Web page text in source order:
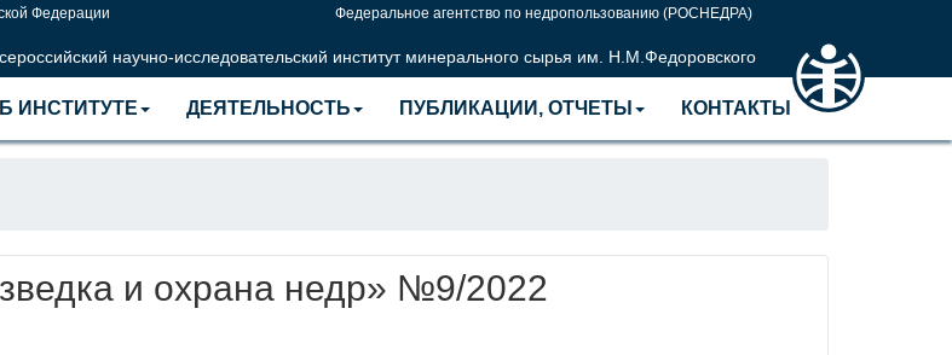
Федерации Федеральное агентство по недропользованию (РОСНЕДРА)
научно-исследовательский институт минерального сырья им. Н.М.Федоровского
ИНСТИТУТЕ ДЕЯТЕЛЬНОСТЬ ПУБЛИКАЦИИ, ОТЧЕТЫ КОНТАКТЫ
и охрана недр» №9/2022